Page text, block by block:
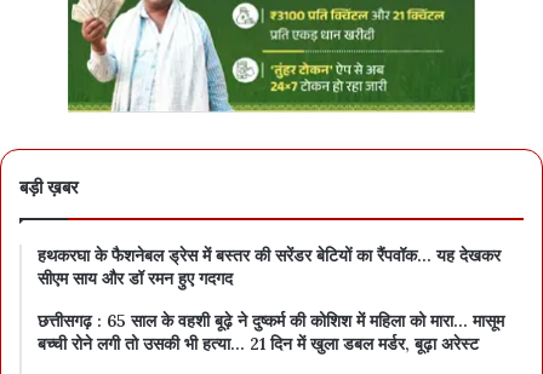
बड़ी ख़बर
हथकरघा के फैशनेबल ड्रेस में बस्तर की सरेंडर बेटियों का रैंपवॉक… यह देखकर
सीएम साय और डॉ रमन हुए गदगद
छत्तीसगढ़ : 65 साल के वहशी बूढ़े ने दुष्कर्म की कोशिश में महिला को मारा… मासूम
बच्ची रोने लगी तो उसकी भी हत्या… 21 दिन में खुला डबल मर्डर, बूढ़ा अरेस्ट